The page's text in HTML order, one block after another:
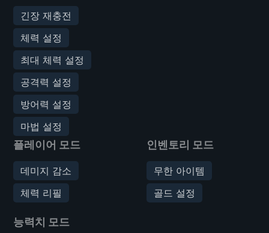
긴장 재충전
체력 설정
최대 체력 설정
공격력 설정
방어력 설정
마법 설정
플레이어 모드
데미지 감소
체력 리필
능력치 모드
인벤토리 모드
무한 아이템
골드 설정